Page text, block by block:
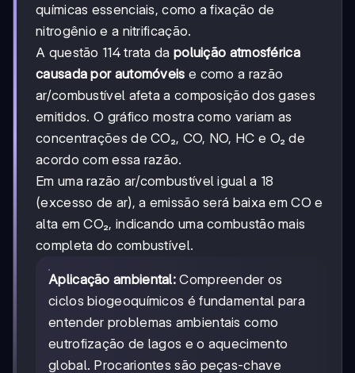
químicas essenciais, como a fixação de
nitrogênio e a nitrificação.
A questão 114 trata da poluição atmosférica
causada por automóveis e como a razão
ar/combustível afeta a composição dos gases
emitidos. O gráfico mostra como variam as
concentrações de CO₂, CO, NO, HC e O₂ de
acordo com essa razão.
Em uma razão ar/combustível igual a 18
(excesso de ar), a emissão será baixa em CO e
alta em CO₂, indicando uma combustão mais
completa do combustível.
Aplicação ambiental: Compreender os
ciclos biogeoquímicos é fundamental para
entender problemas ambientais como
eutrofização de lagos e o aquecimento
global. Procariontes são peças-chave